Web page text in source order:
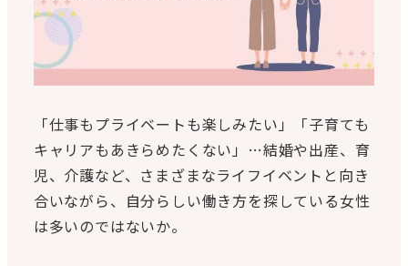
「仕事もプライベートも楽しみたい」「子育ても
キャリアもあきらめたくない」…結婚や出産、育
児、介護など、さまざまなライフイベントと向き
合いながら、自分らしい働き方を探している女性
は多いのではないか。